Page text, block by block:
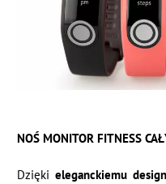
NOŚ MONITOR FITNESS
Dziękieleganckiemu